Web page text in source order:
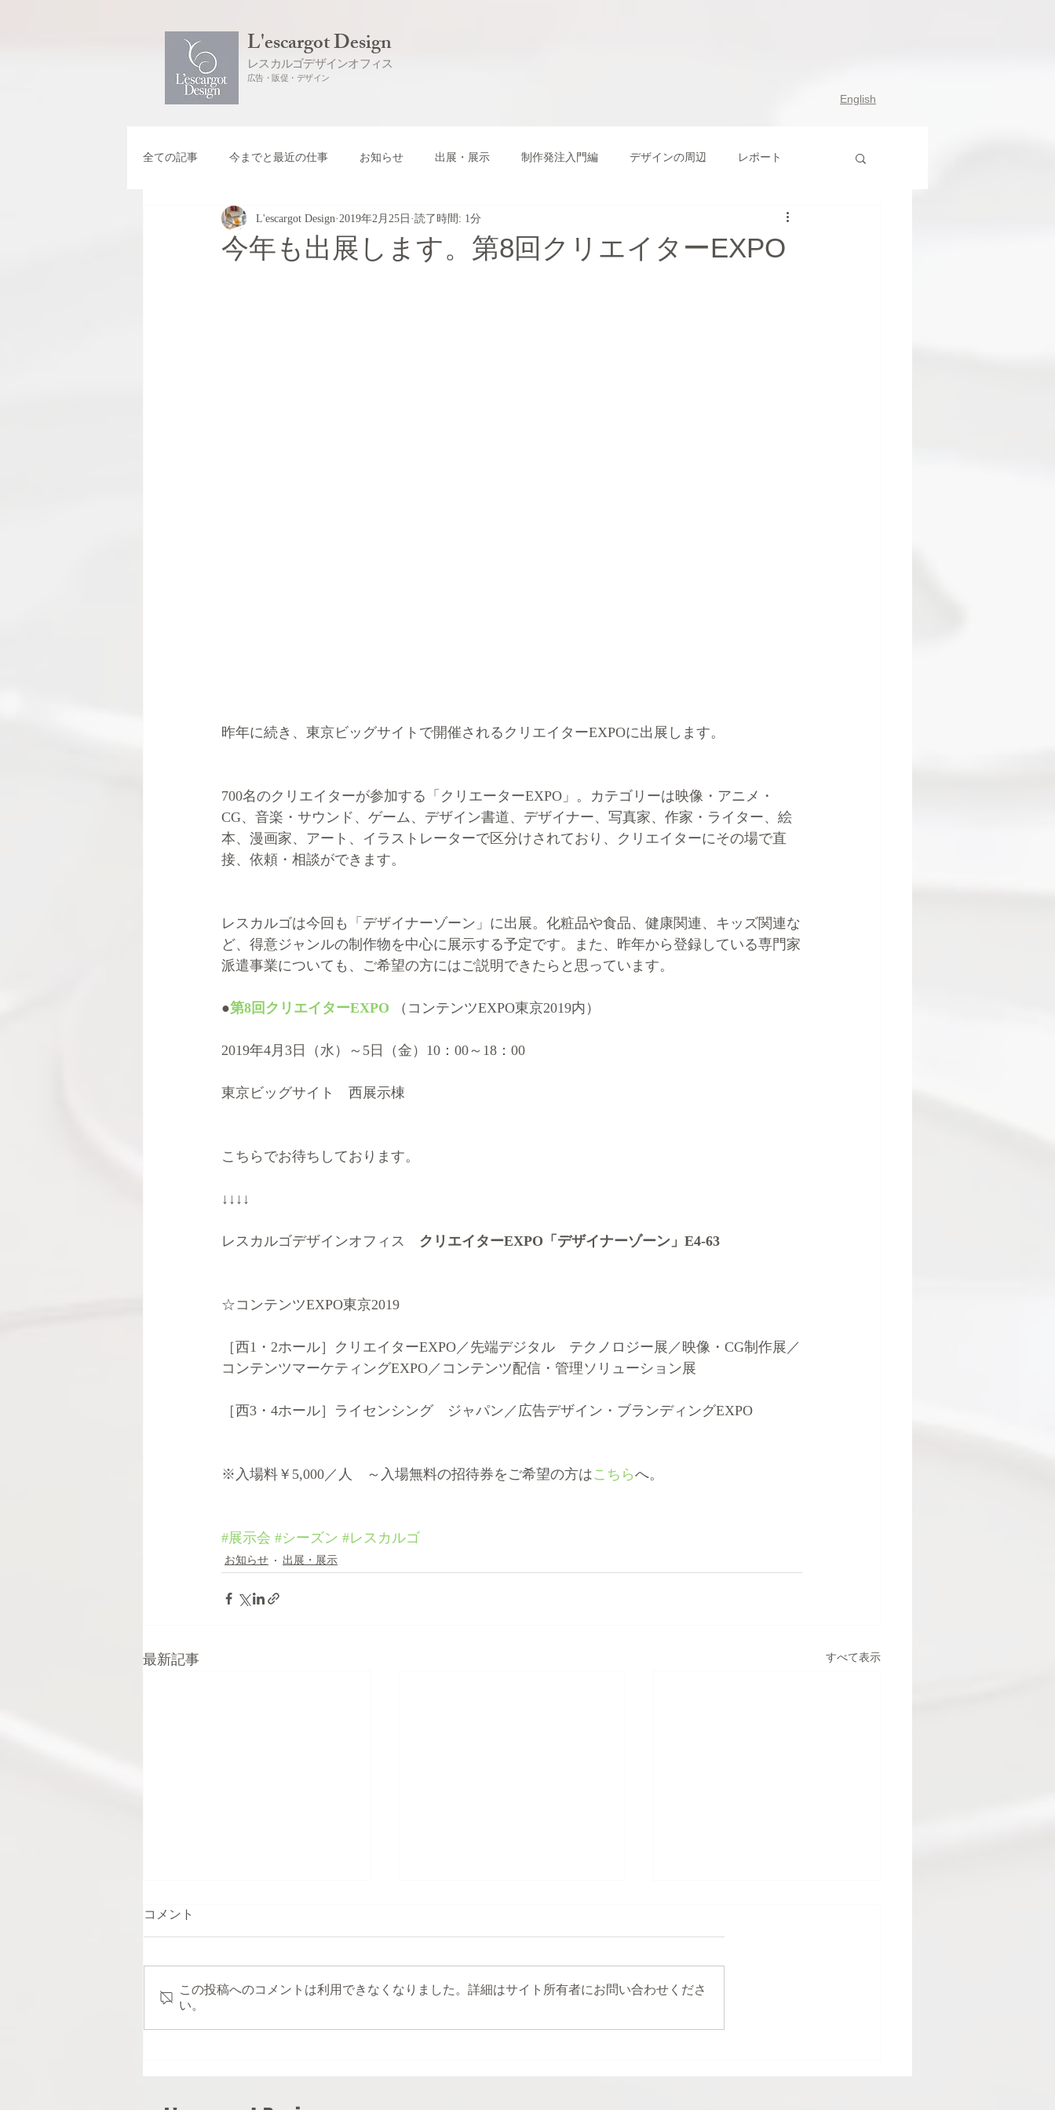
L'escargot Design
レスカルゴデザインオフィス
広告・販促・デザイン
English
全ての記事 今までと最近の仕事 お知らせ 出展・展示 制作発注入門編 デザインの周辺 レポート
今年も出展します。第8回クリエイターEXPO
L'escargot Design 2019年2月25日 読了時間: 1分
昨年に続き、東京ビッグサイトで開催されるクリエイターEXPOに出展します。
700名のクリエイターが参加する「クリエーターEXPO」。カテゴリーは映像・アニメ・
CG、音楽・サウンド、ゲーム、デザイン書道、デザイナー、写真家、作家・ライター、絵
本、漫画家、アート、イラストレーターで区分けされており、クリエイターにその場で直
接、依頼・相談ができます。
レスカルゴは今回も「デザイナーゾーン」に出展。化粧品や食品、健康関連、キッズ関連な
ど、得意ジャンルの制作物を中心に展示する予定です。また、昨年から登録している専門家
派遣事業についても、ご希望の方にはご説明できたらと思っています。
●第8回クリエイターEXPO （コンテンツEXPO東京2019内）
2019年4月3日（水）～5日（金）10：00～18：00
東京ビッグサイト　西展示棟
こちらでお待ちしております。
↓↓↓↓
レスカルゴデザインオフィス クリエイターEXPO「デザイナーゾーン」E4-63
☆コンテンツEXPO東京2019
［西1・2ホール］クリエイターEXPO／先端デジタル　テクノロジー展／映像・CG制作展／
コンテンツマーケティングEXPO／コンテンツ配信・管理ソリューション展
［西3・4ホール］ライセンシング　ジャパン／広告デザイン・ブランディングEXPO
※入場料￥5,000／人　～入場無料の招待券をご希望の方はこちらへ。
#展示会 #シーズン #レスカルゴ
お知らせ 出展・展示
最新記事 すべて表示
コメント
この投稿へのコメントは利用できなくなりました。詳細はサイト所有者にお問い合わせくださ
い。